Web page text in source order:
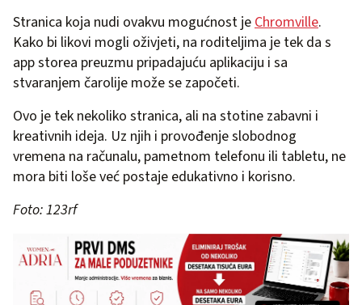
Stranica koja nudi ovakvu mogućnost je Chromville.
Kako bi likovi mogli oživjeti, na roditeljima je tek da s
app storea preuzmu pripadajuću aplikaciju i sa
stvaranjem čarolije može se započeti.
Ovo je tek nekoliko stranica, ali na stotine zabavni i
kreativnih ideja. Uz njih i provođenje slobodnog
vremena na računalu, pametnom telefonu ili tabletu, ne
mora biti loše već postaje edukativno i korisno.
Foto: 123rf